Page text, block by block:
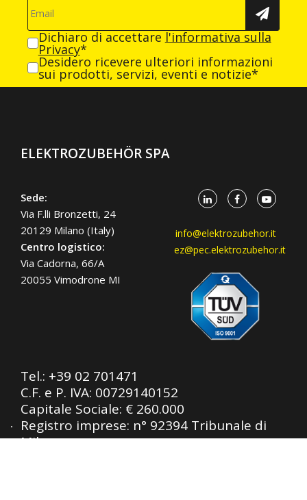
Dichiaro di accettare l'informativa sulla
Privacy*
Desidero ricevere ulteriori informazioni
sui prodotti, servizi, eventi e notizie*
ELEKTROZUBEHÖR SPA
Sede:
Via F.lli Bronzetti, 24
20129 Milano (Italy)
Centro logistico:
Via Cadorna, 66/A
20055 Vimodrone MI
info@elektrozubehor.it
ez@pec.elektrozubehor.it
Tel.: +39 02 701471
C.F. e P. IVA: 00729140152
Capitale Sociale: € 260.000
Registro imprese: n° 92394 Tribunale di
Milano